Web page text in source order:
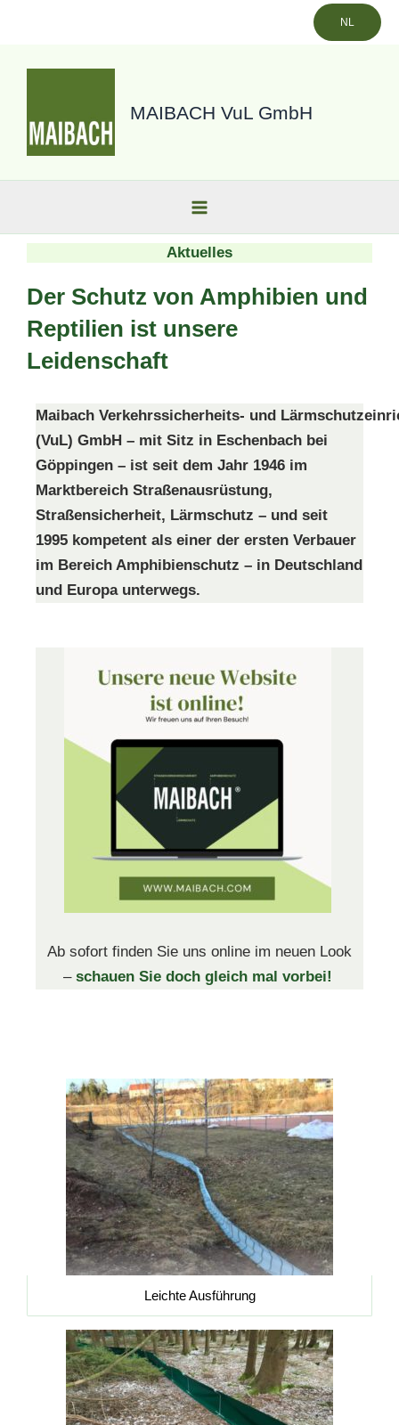
NL
MAIBACH VuL GmbH
Aktuelles
Der Schutz von Amphibien und
Reptilien ist unsere
Leidenschaft
Maibach Verkehrssicherheits- und
(VuL) GmbH – mit Sitz in Eschenbach bei
Göppingen – ist seit dem Jahr 1946 im
Marktbereich Straßenausrüstung,
Straßensicherheit, Lärmschutz – und seit
1995 kompetent als einer der ersten Verbauer
im Bereich Amphibienschutz – in Deutschland
und Europa unterwegs.
Ab sofort finden Sie uns online im neuen Look
– schauen Sie doch gleich mal vorbei!
Leichte Ausführung